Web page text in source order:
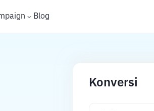
Blog
Konversi